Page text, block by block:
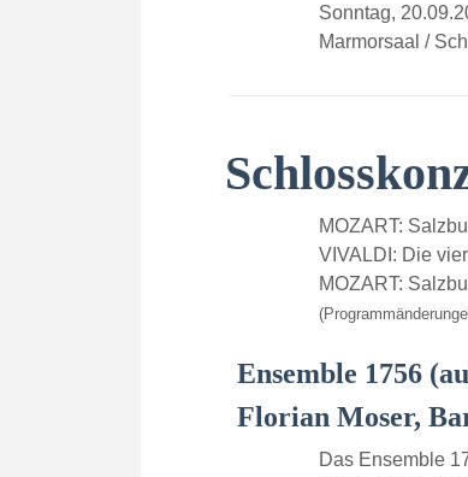
Sonntag,
Marmorsaal /
MOZART:
VIVALDI: Die
MOZART:
Ensemble 1756
Florian Moser,
Das Ensemble